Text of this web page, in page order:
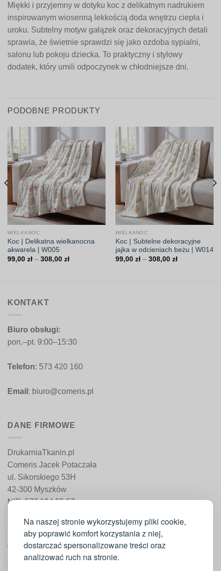
Na naszej stronie wykorzystujemy pliki cookie,
aby poprawić komfort korzystania z niej,
dostarczać spersonalizowane treści oraz
analizować ruch na stronie.
Miękki i przyjemny w dotyku koc z delikatnym nadrukiem
inspirowanym wiosenną lekkością doda wnętrzu ciepła i
uroku. Subtelny motyw gałązek oraz dekoracyjnych detali
sprawia, że świetnie sprawdzi się jako ozdoba sypialni,
salonu lub pokoju dziecka. To praktyczny i stylowy
dodatek, który umili odpoczynek w chłodniejsze dni.
PODOBNE PRODUKTY
WIELKANOC
Koc | Delikatna wielkanocna
akwarela | W005
99,00 zł – 308,00 złZakres
WIELKANOC
Koc | Subtelne dekoracyjne
jajka w odcieniach beżu | W014
99,00 zł – 308,00 złZakres
KONTAKT
Biuro obsługi:
pon.–pt. 9:00–15:30
Telefon: 573 420 160
Email : biuro@comeris.pl
DANE FIRMOWE
DrukarniaTkanin.pl
Comeris Jacek Potaczała
ul. Sikorskiego 53H
42-300 Myszków
NIP: 577 194 55 57
WAŻNE INFORMACJE